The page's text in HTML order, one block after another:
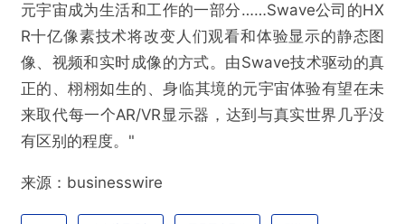
Swave完成700万欧元融资，推动全息扩展现实
技术商业化
诱导行为
不实信息
元宇宙成为生活和工作的一部分……Swave公司的HX
R十亿像素技术将改变人们观看和体验显示的静态图
像、视频和实时成像的方式。由Swave技术驱动的真
正的、栩栩如生的、身临其境的元宇宙体验有望在未
来取代每一个AR/VR显示器，达到与真实世界几乎没
有区别的程度。"
来源：businesswire